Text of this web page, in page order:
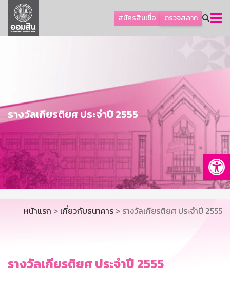
สมัครสินเชื่อ ตรวจสลาก
ลูกค้าธุรกิจ
ลูกค้าผู้ประกอบรายย่อย
การพัฒนาที่ยั่งยืน
ข่าวสาร
บริการทางการเงิน
อื่นๆ
ติดต่อเรา
บริการออนไลน์
TH
EN
รางวัลเกียรติยศ ประจำปี 2555
หน้าแรก > เกี่ยวกับธนาคาร > รางวัลเกียรติยศ ประจำปี 2555
รางวัลเกียรติยศ ประจำปี 2555